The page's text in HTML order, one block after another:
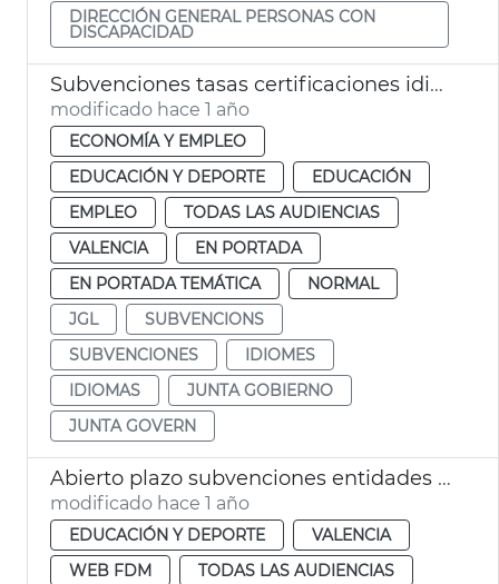
DIRECCIÓN GENERAL PERSONAS CON
DISCAPACIDAD
Subvenciones tasas certificaciones idiomas València
modificado hace 1 año
ECONOMÍA Y EMPLEO
EDUCACIÓN Y DEPORTE
EDUCACIÓN
EMPLEO
TODAS LAS AUDIENCIAS
VALENCIA
EN PORTADA
EN PORTADA TEMÁTICA
NORMAL
JGL
SUBVENCIONS
SUBVENCIONES
IDIOMES
IDIOMAS
JUNTA GOBIERNO
JUNTA GOVERN
Abierto plazo subvenciones entidades deportivas Ayuntamiento València
modificado hace 1 año
EDUCACIÓN Y DEPORTE
VALENCIA
WEB FDM
TODAS LAS AUDIENCIAS